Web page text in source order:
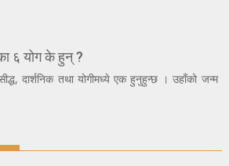
६ योग के हुन् ?
दार्शनिक तथा योगीमध्ये एक हुनुहुन्छ । उहाँको जन्म